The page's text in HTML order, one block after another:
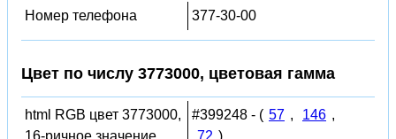
Номер телефона 377-30-00
Цвет по числу 3773000, цветовая гамма
html RGB цвет 3773000,
16-ричное значение
#399248 - ( 57 , 146 ,
72 )